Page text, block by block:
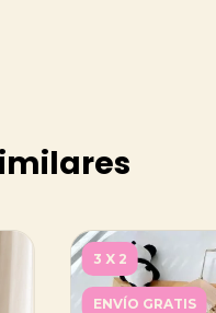
3 X 2
ENVÍO GRATIS